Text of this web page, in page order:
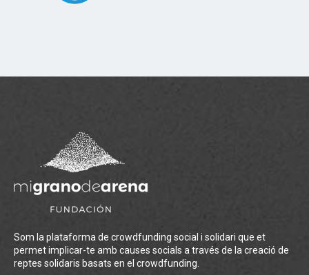
Som la plataforma de crowdfunding social i solidari que et
permet implicar-te amb causes socials a través de la creació de
reptes solidaris basats en el crowdfunding.